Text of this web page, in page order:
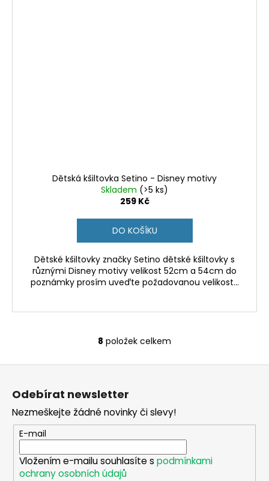
Dětská kšiltovka Setino - Disney motivy
Skladem (>5 ks)
259 Kč
DO KOŠÍKU
Dětské kšiltovky značky Setino dětské kšiltovky s
různými Disney motivy velikost 52cm a 54cm do
poznámky prosím uveďte požadovanou velikost...
O
v
a
c
í
p
r
8 položek celkem
Odebírat newsletter
Nezmeškejte žádné novinky či slevy!
E-mail
Vložením e-mailu souhlasíte s podmínkami
ochrany osobních údajů